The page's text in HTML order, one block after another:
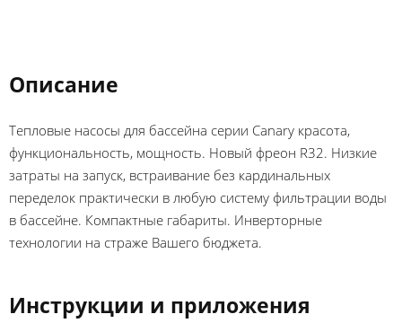
Описание
Тепловые насосы для бассейна серии Canary красота,
функциональность, мощность. Новый фреон R32. Низкие
затраты на запуск, встраивание без кардинальных
переделок практически в любую систему фильтрации воды
в бассейне. Компактные габариты. Инверторные
технологии на страже Вашего бюджета.
Инструкции и приложения